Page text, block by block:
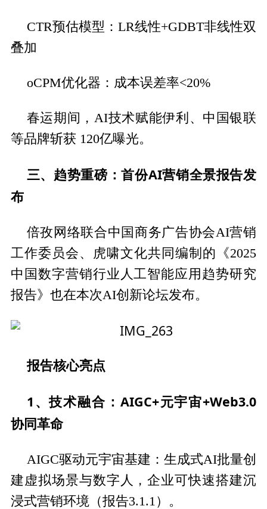
CTR预估模型：LR线性+GDBT非线性双
叠加
oCPM优化器：成本误差率<20%
春运期间，AI技术赋能伊利、中国银联
等品牌斩获 120亿曝光。
三、趋势重磅：首份AI营销全景报告发
布
倍孜网络联合中国商务广告协会AI营销
工作委员会、虎啸文化共同编制的《2025
中国数字营销行业人工智能应用趋势研究
报告》也在本次AI创新论坛发布。
报告核心亮点
1、技术融合：AIGC+元宇宙+Web3.0
协同革命
AIGC驱动元宇宙基建：生成式AI批量创
建虚拟场景与数字人，企业可快速搭建沉
浸式营销环境（报告3.1.1）。